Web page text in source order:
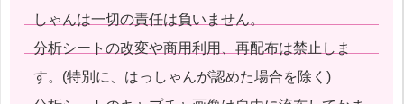
しゃんは一切の責任は負いません。
分析シートの改変や商用利用、再配布は禁止しま
す。(特別に、はっしゃんが認めた場合を除く)